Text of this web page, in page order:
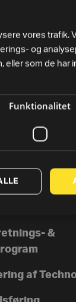
&
af
vores trafik.
og
eller som de har
Funktionalitet